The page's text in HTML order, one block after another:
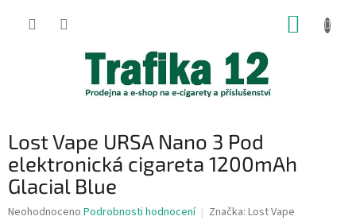
Lost Vape URSA Nano 3 Pod
elektronická cigareta 1200mAh
Glacial Blue
Průměrné
Neohodnoceno Podrobnosti hodnocení Značka: Lost Vape